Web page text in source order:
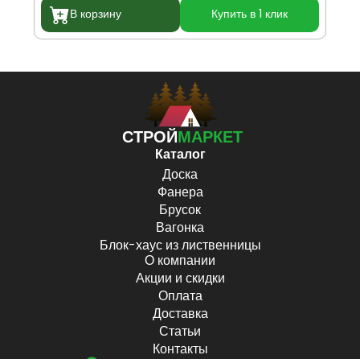
В корзину
Купить в 1 клик
СТРОЙМАРКЕТ
Каталог
Доска
Фанера
Брусок
Вагонка
Блок-хаус из лиственницы
О компании
Акции и скидки
Оплата
Доставка
Статьи
Контакты